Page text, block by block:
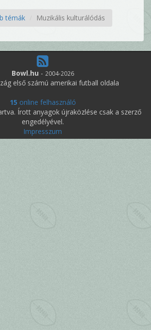
témák Muzikális kulturálódás
Bowl.hu - 2004-2026
első számú amerikai futball oldala
15 online felhasználó
Írott anyagok újraközlése csak a szerző
engedélyével.
Impresszum